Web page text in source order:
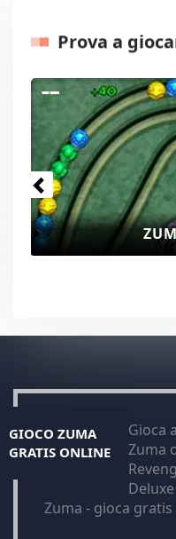
Prova a
ZUMA
Precedenti
GIOCO ZUMA
GRATIS ONLINE
Gioca
Zuma
Zuma - gioca